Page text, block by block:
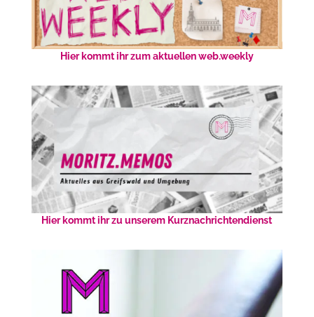
Hier kommt ihr zum aktuellen web.weekly
Hier kommt ihr zu unserem Kurznachrichtendienst